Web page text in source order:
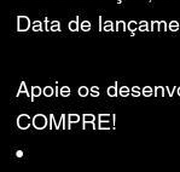
Data de
Apoie os
COMPRE!
•